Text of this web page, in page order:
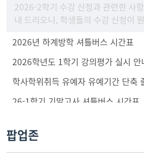
2026-2학기 수강 신청과 관련한 사
내 드리오니, 학생들의 수강 신청이
주시기 바랍니
2026년 하계방학 셔틀버스 시간표
2026학년도 1학기 강의평가 실시 안
학사학위취득 유예자 유예기간 단축
26-1학기 기말고사 셔틀버스 시간표
팝업존